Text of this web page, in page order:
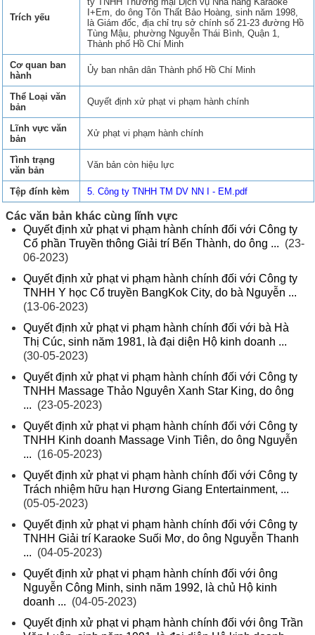
Trích yếu
I+Em, do ông Tôn Thất Bảo Hoàng, sinh năm 1998,
là Giám đốc, địa chỉ trụ sở chính số 21-23 đường Hồ
Tùng Mậu, phường Nguyễn Thái Bình, Quận 1,
Thành phố Hồ Chí Minh
Cơ quan ban
hành
Ủy ban nhân dân Thành phố Hồ Chí Minh
Thể Loại văn
bản
Quyết định xử phạt vi phạm hành chính
Lĩnh vực văn
bản
Xử phạt vi phạm hành chính
Tình trạng
văn bản
Văn bản còn hiệu lực
Tệp đính kèm 5. Công ty TNHH TM DV NN I - EM.pdf
Các văn bản khác cùng lĩnh vực
Quyết định xử phạt vi phạm hành chính đối với Công ty
Cổ phần Truyền thông Giải trí Bến Thành, do ông ... (23-
06-2023)
Quyết định xử phạt vi phạm hành chính đối với Công ty
TNHH Y học Cổ truyền BangKok City, do bà Nguyễn ...
(13-06-2023)
Quyết định xử phạt vi phạm hành chính đối với bà Hà
Thị Cúc, sinh năm 1981, là đại diện Hộ kinh doanh ...
(30-05-2023)
Quyết định xử phạt vi phạm hành chính đối với Công ty
TNHH Massage Thảo Nguyên Xanh Star King, do ông
... (23-05-2023)
Quyết định xử phạt vi phạm hành chính đối với Công ty
TNHH Kinh doanh Massage Vinh Tiên, do ông Nguyễn
... (16-05-2023)
Quyết định xử phạt vi phạm hành chính đối với Công ty
Trách nhiệm hữu hạn Hương Giang Entertainment, ...
(05-05-2023)
Quyết định xử phạt vi phạm hành chính đối với Công ty
TNHH Giải trí Karaoke Suối Mơ, do ông Nguyễn Thanh
... (04-05-2023)
Quyết định xử phạt vi phạm hành chính đối với ông
Nguyễn Công Minh, sinh năm 1992, là chủ Hộ kinh
doanh ... (04-05-2023)
Quyết định xử phạt vi phạm hành chính đối với ông Trần